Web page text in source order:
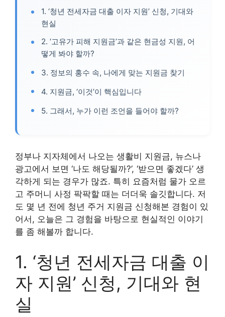
1. ‘청년 전세자금 대출 이자 지원’ 신청, 기대와
현실
2. ‘고유가 피해 지원금’과 같은 현금성 지원, 어
떻게 봐야 할까?
3. 정보의 홍수 속, 나에게 맞는 지원금 찾기
4. 지원금, ‘이것’이 핵심입니다
5. 그래서, 누가 이런 조언을 들어야 할까?
정부나 지자체에서 나오는 생활비 지원금, 뉴스나
광고에서 보면 ‘나도 해당될까?’, ‘받으면 좋겠다’ 생
각하게 되는 경우가 많죠. 특히 요즘처럼 물가 오르
고 주머니 사정 팍팍할 때는 더더욱 솔깃합니다. 저
도 몇 년 전에 청년 주거 지원금 신청해본 경험이 있
어서, 오늘은 그 경험을 바탕으로 현실적인 이야기
를 좀 해볼까 합니다.
1. ‘청년 전세자금 대출 이
자 지원’ 신청, 기대와 현
실